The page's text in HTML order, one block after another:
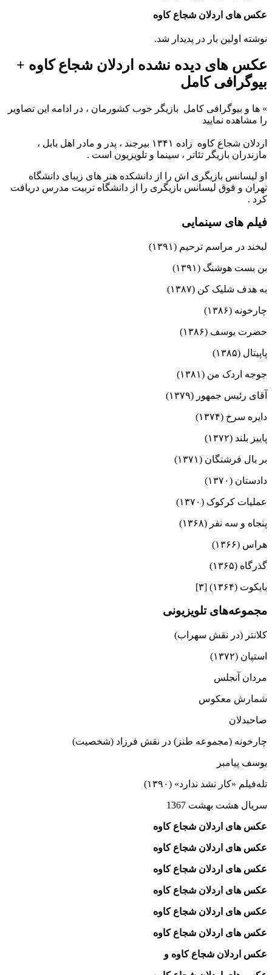
عکس های اردلان شجاع‌ کاوه
نوشته اولین بار در پدیدار شد.
عکس های دیده نشده اردلان شجاع‌ کاوه +
بیوگرافی کامل
» ها و بیوگرافی کامل بازیگر خوب کشورمان ، در ادامه این تصاویر
را مشاهده نمایید
اردلان شجاع کاوه زاده ۱۳۴۱ بیرجند ، پدر و مادر اهل بابل ،
مازندران بازیگر تئاتر ، سینما و تلویزیون است .
او لیسانس بازیگری اش را از دانشکده هنر های زیبای دانشگاه
تهران و فوق لیسانس بازیگری را از دانشگاه تربیت مدرس دریافت
کرد .
فیلم های سینمایی
لبخند در مراسم ترحیم (۱۳۹۱)
بن بست هوشنگ (۱۳۹۱)
به هدف شلیک کن (۱۳۸۷)
چارخونه (۱۳۸۶)
حضرت یوسف (۱۳۸۶)
پاپیتال (۱۳۸۵)
جوجه اردک من (۱۳۸۱)
آقای رئیس جمهور (۱۳۷۹)
دایره سرخ (۱۳۷۴)
پاییز بلند (۱۳۷۲)
بر بال فرشتگان (۱۳۷۱)
دادستان (۱۳۷۰)
عملیات کرکوک (۱۳۷۰)
پنجاه و سه نفر (۱۳۶۸)
هراس (۱۳۶۶)
گذرگاه (۱۳۶۵)
بایکوت (۱۳۶۴) [۳]
مجموعه‌های تلویزیونی
کلانتر (در نقش سهراب)
استپان (۱۳۷۲)
مردان آنجلس
شمارش معکوس
صاحبدلان
چارخونه (مجموعه طنز) در نقش فرزاد (شخصیت)
یوسف پیامبر
تله‌فیلم «کار نشد ندارد» (۱۳۹۰)
سریال هشت بهشت 1367
عکس های اردلان شجاع‌ کاوه
عکس های اردلان شجاع‌ کاوه
عکس های اردلان شجاع‌ کاوه
عکس های اردلان شجاع‌ کاوه
عکس های اردلان شجاع‌ کاوه
عکس های اردلان شجاع‌ کاوه
عکس اردلان شجاع‌ کاوه و